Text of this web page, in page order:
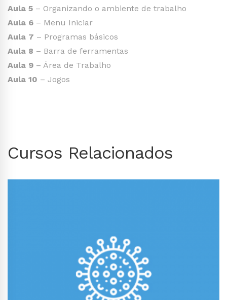
Aula 5 – Organizando o ambiente de trabalho
Aula 6 – Menu Iniciar
Aula 7 – Programas básicos
Aula 8 – Barra de ferramentas
Aula 9 – Área de Trabalho
Aula 10 – Jogos
Cursos Relacionados